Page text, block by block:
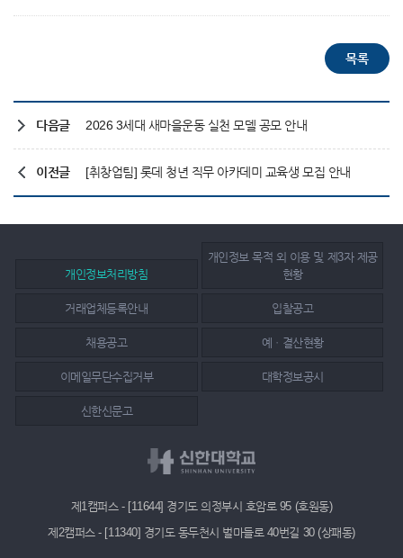
다음글 2026 3세대 새마을운동 실천 모델 공모 안내
이전글 [취창업팀] 롯데 청년 직무 아카데미 교육생 모집 안내
개인정보처리방침
개인정보 목적 외 이용 및 제3자 제공
현황
거래업체등록안내 입찰공고
채용공고 예ㆍ결산현황
이메일무단수집거부 대학정보공시
신한신문고
제1캠퍼스 - [11644] 경기도 의정부시 호암로 95 (호원동)
제2캠퍼스 - [11340] 경기도 동두천시 벌마들로 40번길 30 (상패동)